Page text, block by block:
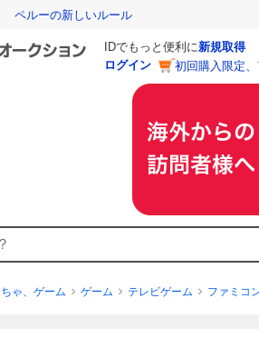
ペルーの新しいルール
IDでもっと便利に新規取得
ログイン
初回購入限定
ゃ、ゲーム ゲーム テレビゲーム ファミコ